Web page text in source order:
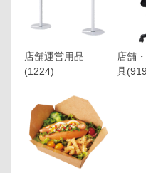
店舗運営用品
(1224)
店舗
具